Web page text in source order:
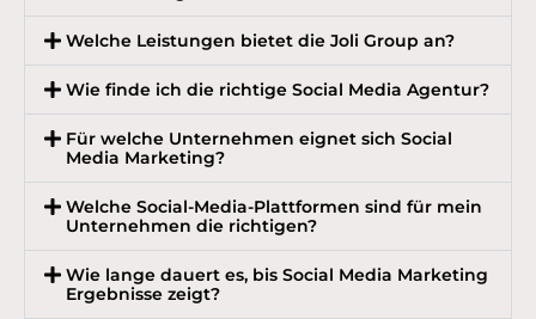
Welche Leistungen bietet die Joli Group an?
Wie finde ich die richtige Social Media Agentur?
Für welche Unternehmen eignet sich Social
Media Marketing?
Welche Social-Media-Plattformen sind für mein
Unternehmen die richtigen?
Wie lange dauert es, bis Social Media Marketing
Ergebnisse zeigt?